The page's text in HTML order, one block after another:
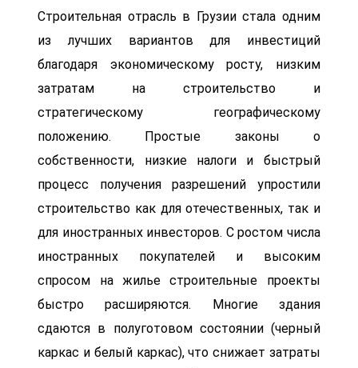
Строительная отрасль в Грузии стала одним
из лучших вариантов для инвестиций
благодаря экономическому росту, низким
затратам на строительство и
стратегическому географическому
положению. Простые законы о
собственности, низкие налоги и быстрый
процесс получения разрешений упростили
строительство как для отечественных, так и
для иностранных инвесторов. С ростом числа
иностранных покупателей и высоким
спросом на жилье строительные проекты
быстро расширяются. Многие здания
сдаются в полуготовом состоянии (черный
каркас и белый каркас), что снижает затраты